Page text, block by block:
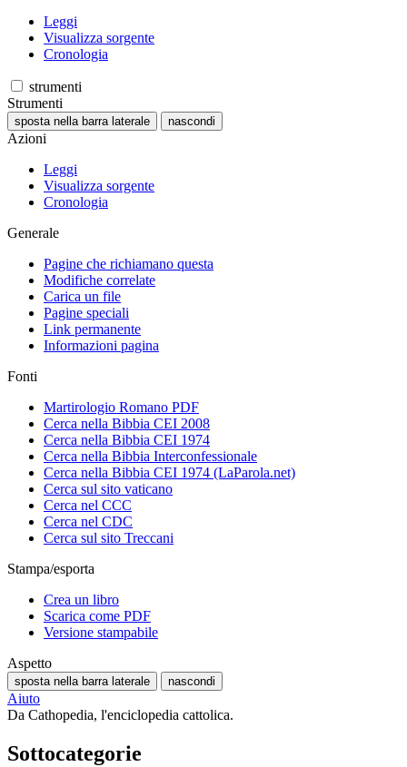
Leggi
Visualizza sorgente
Cronologia
strumenti
Strumenti
sposta nella barra laterale nascondi
Azioni
Leggi
Visualizza sorgente
Cronologia
Generale
Pagine che richiamano questa
Modifiche correlate
Carica un file
Pagine speciali
Link permanente
Informazioni pagina
Fonti
Martirologio Romano PDF
Cerca nella Bibbia CEI 2008
Cerca nella Bibbia CEI 1974
Cerca nella Bibbia Interconfessionale
Cerca nella Bibbia CEI 1974 (LaParola.net)
Cerca sul sito vaticano
Cerca nel CCC
Cerca nel CDC
Cerca sul sito Treccani
Stampa/esporta
Crea un libro
Scarica come PDF
Versione stampabile
Aspetto
sposta nella barra laterale nascondi
Aiuto
Da Cathopedia, l'enciclopedia cattolica.
Sottocategorie